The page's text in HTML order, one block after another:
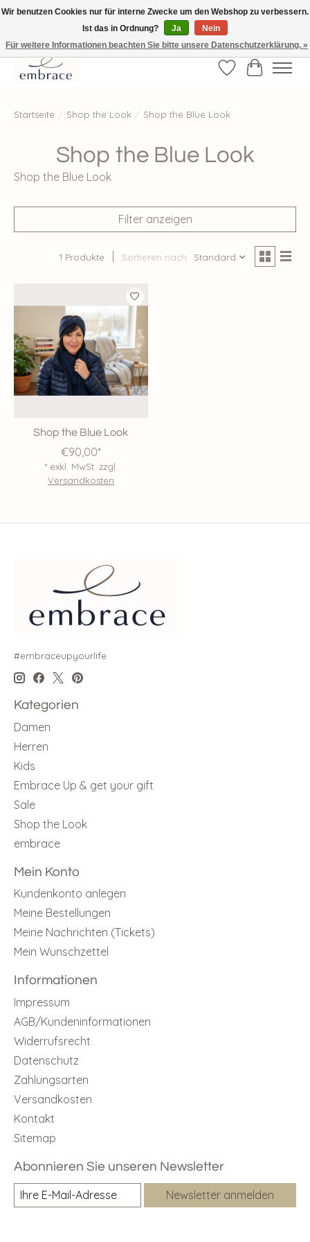
√ Versandkostenfrei ab € 40-, √ Made with Love and Happiness √Exklusiv und
nur hier im Onlineshop √high-quality & long-lasting fashion
Wunschzettel
Ihr
Startseite / Shop the Look / Shop the Blue Look
Shop the Blue Look
Shop the Blue Look
Filter anzeigen
1 Produkte Sortieren nach Standard
Shop the Blue Look
€90,00*
* exkl. MwSt. zzgl.
Versandkosten
#embraceupyourlife
Kategorien
Damen
Herren
Kids
Embrace Up & get your gift
Sale
Shop the Look
embrace
Mein Konto
Kundenkonto anlegen
Meine Bestellungen
Meine Nachrichten (Tickets)
Mein Wunschzettel
Informationen
Impressum
AGB/Kundeninformationen
Widerrufsrecht
Datenschutz
Zahlungsarten
Versandkosten
Kontakt
Sitemap
Abonnieren Sie unseren Newsletter
Newsletter anmelden
Wir benutzen Cookies nur für interne Zwecke um den Webshop zu verbessern.
Ist das in Ordnung?
Ja
Nein
Für weitere Informationen beachten Sie bitte unsere Datenschutzerklärung. »